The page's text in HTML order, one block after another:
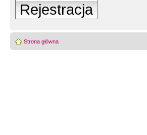
Rejestracja
Strona główna